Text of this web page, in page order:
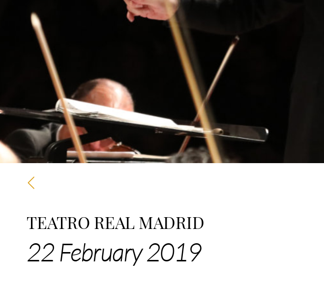
TEATRO REAL MADRID
22 February 2019